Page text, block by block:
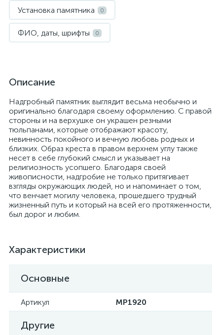
Установка памятника 0
ФИО, даты, шрифты 0
Описание
Надгробный памятник выглядит весьма необычно и
оригинально благодаря своему оформлению. С правой
стороны и на верхушке он украшен резными
тюльпанами, которые отображают красоту,
невинность покойного и вечную любовь родных и
близких. Образ креста в правом верхнем углу также
несет в себе глубокий смысл и указывает на
религиозность усопшего. Благодаря своей
живописности, надгробие не только притягивает
взгляды окружающих людей, но и напоминает о том,
что венчает могилу человека, прошедшего трудный
жизненный путь и который на всей его протяженности,
был дорог и любим.
Характеристики
Основные
Артикул MP1920
Другие